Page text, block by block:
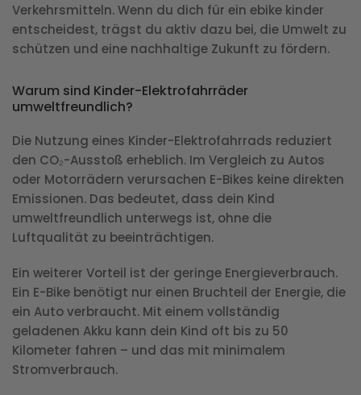
Verkehrsmitteln. Wenn du dich für ein ebike kinder
entscheidest, trägst du aktiv dazu bei, die Umwelt zu
schützen und eine nachhaltige Zukunft zu fördern.
Warum sind Kinder-Elektrofahrräder
umweltfreundlich?
Die Nutzung eines Kinder-Elektrofahrrads reduziert
den CO₂-Ausstoß erheblich. Im Vergleich zu Autos
oder Motorrädern verursachen E-Bikes keine direkten
Emissionen. Das bedeutet, dass dein Kind
umweltfreundlich unterwegs ist, ohne die
Luftqualität zu beeinträchtigen.
Ein weiterer Vorteil ist der geringe Energieverbrauch.
Ein E-Bike benötigt nur einen Bruchteil der Energie, die
ein Auto verbraucht. Mit einem vollständig
geladenen Akku kann dein Kind oft bis zu 50
Kilometer fahren – und das mit minimalem
Stromverbrauch.